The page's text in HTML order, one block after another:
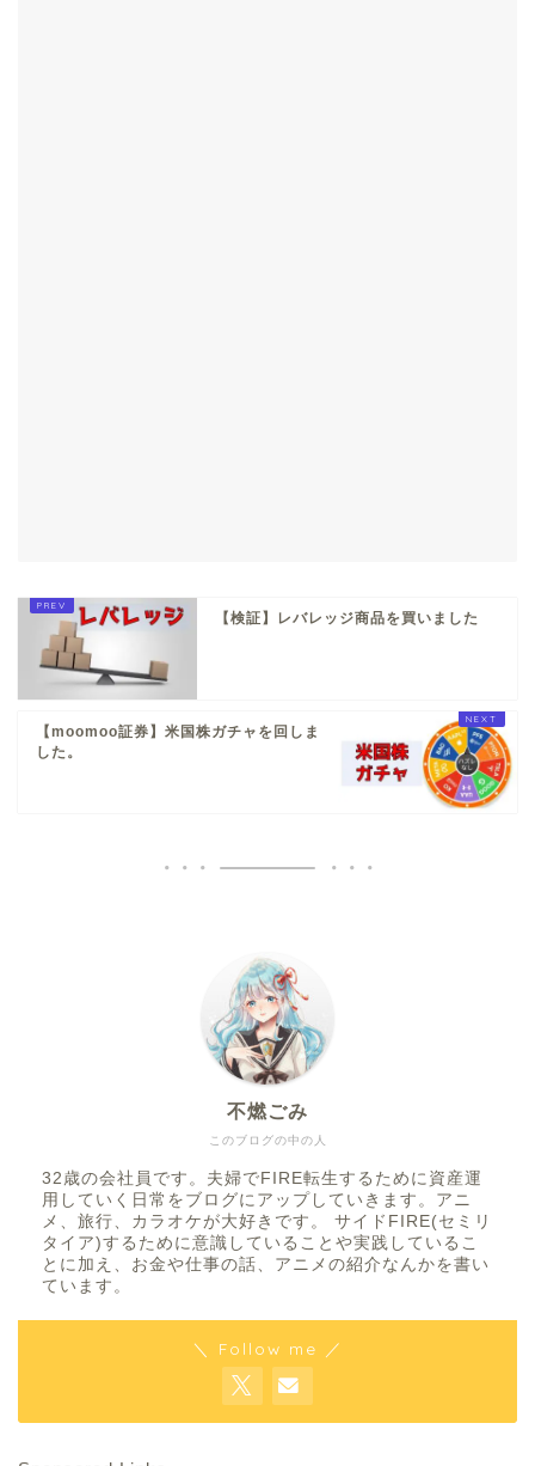
【検証】レバレッジ商品を買いました
【moomoo証券】米国株ガチャを回しま
した。
このブログの中の人
不燃ごみ
32歳の会社員です。夫婦でFIRE転生するために資産運
用していく日常をブログにアップしていきます。アニ
メ、旅行、カラオケが大好きです。 サイドFIRE(セミリ
タイア)するために意識していることや実践しているこ
とに加え、お金や仕事の話、アニメの紹介なんかを書い
ています。
＼ Follow me ／